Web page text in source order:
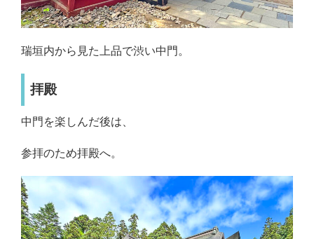
瑞垣内から見た上品で渋い中門。
拝殿
中門を楽しんだ後は、
参拝のため拝殿へ。